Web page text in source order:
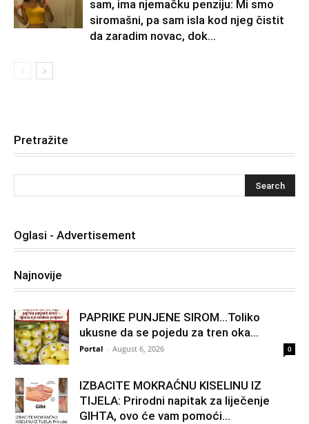
sam, ima njemačku penziju: Mi smo
siromašni, pa sam isla kod njeg čistit
da zaradim novac, dok...
Pretražite
Oglasi - Advertisement
Najnovije
PAPRIKE PUNJENE SIROM…Toliko
ukusne da se pojedu za tren oka…
Portal - August 6, 2026 0
IZBACITE MOKRAĆNU KISELINU IZ
TIJELA: Prirodni napitak za liječenje
GIHTA, ovo će vam pomoći...